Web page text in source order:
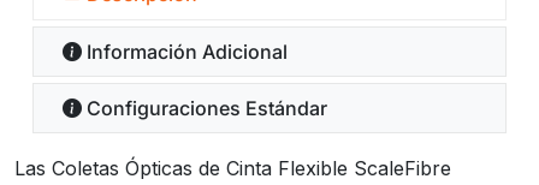
Información Adicional
Configuraciones Estándar
Las Coletas Ópticas de Cinta Flexible ScaleFibre